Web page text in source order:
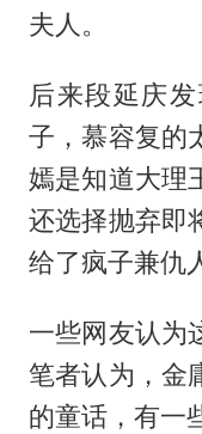
夫人。
后来段延庆
子，慕容复的
嫣是知道大理
还选择抛弃即
给了疯子兼仇
一些网友认为
笔者认为，金
的童话，有一